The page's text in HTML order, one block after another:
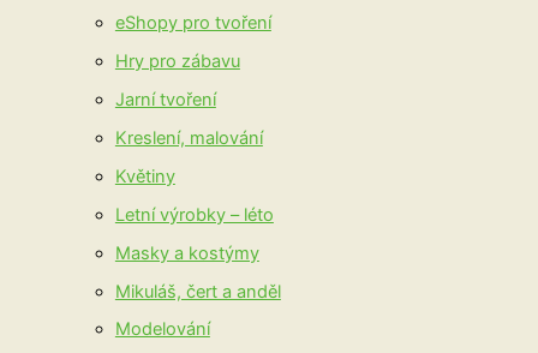
eShopy pro tvoření
Hry pro zábavu
Jarní tvoření
Kreslení, malování
Květiny
Letní výrobky – léto
Masky a kostýmy
Mikuláš, čert a anděl
Modelování